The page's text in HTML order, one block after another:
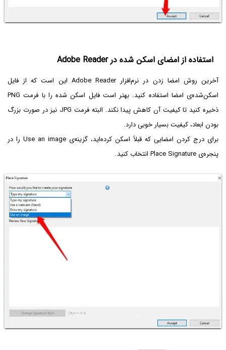
استفاده از امضای اسکن شده در Adobe Reader
آخرین روش امضا زدن در نرم‌افزار Adobe Reader این است که از فایل
اسکن‌شده‌ی امضا استفاده کنید. بهتر است فایل اسکن شده را با فرمت PNG
ذخیره کنید تا کیفیت آن کاهش پیدا نکند. البته فرمت JPG نیز در صورت بزرگ
بودن ابعاد، کیفیت بسیار خوبی دارد.
برای درج کردن امضایی که قبلاً اسکن کرده‌اید، گزینه‌ی Use an image را در
پنجره‌ی Place Signature انتخاب کنید.